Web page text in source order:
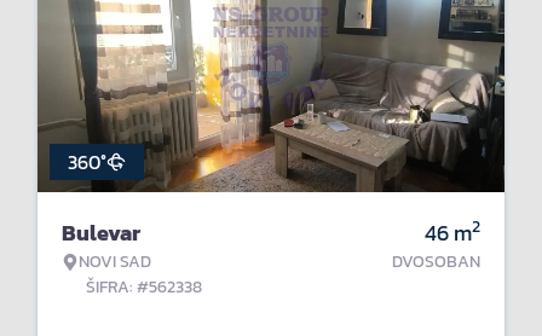
360°
Bulevar
NOVI SAD
ŠIFRA: #562338
46m2
DVOSOBAN